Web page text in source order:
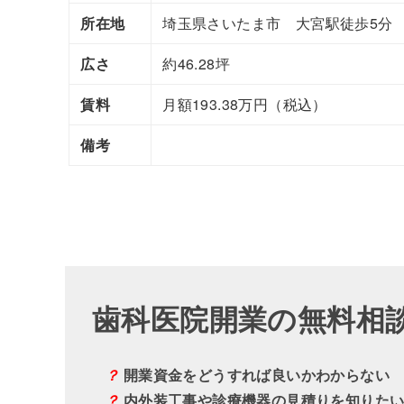
所在地
埼玉県さいたま市 大宮駅徒歩5分
広さ
約46.28坪
賃料
月額193.38万円（税込）
備考
歯科医院開業の無料相
？ 開業資金をどうすれば良いかわからない